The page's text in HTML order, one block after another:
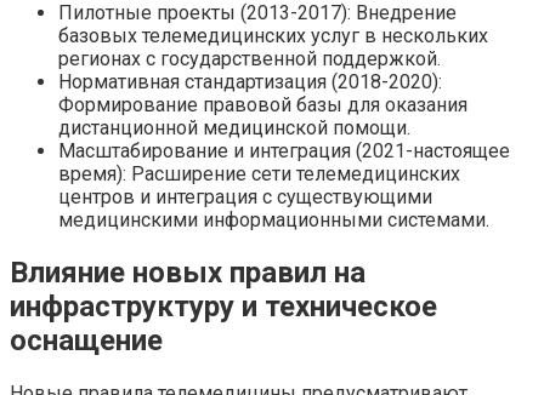
Пилотные проекты (2013-2017): Внедрение
базовых телемедицинских услуг в нескольких
регионах с государственной поддержкой.
Нормативная стандартизация (2018-2020):
Формирование правовой базы для оказания
дистанционной медицинской помощи.
Масштабирование и интеграция (2021-настоящее
время): Расширение сети телемедицинских
центров и интеграция с существующими
медицинскими информационными системами.
Влияние новых правил на
инфраструктуру и техническое
оснащение